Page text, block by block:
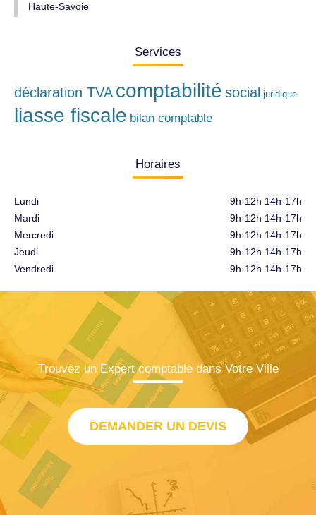
Haute-Savoie
Services
déclaration TVA comptabilité social juridique
liasse fiscale bilan comptable
Horaires
Lundi
Mardi
Mercredi
Jeudi
Vendredi
9h-12h 14h-17h
9h-12h 14h-17h
9h-12h 14h-17h
9h-12h 14h-17h
9h-12h 14h-17h
Trouvez un Expert comptable dans Votre Ville
DEMANDER UN DEVIS